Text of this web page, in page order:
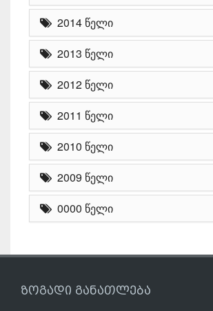
2014 წელი
2013 წელი
2012 წელი
2011 წელი
2010 წელი
2009 წელი
0000 წელი
ზოგადი განათლება